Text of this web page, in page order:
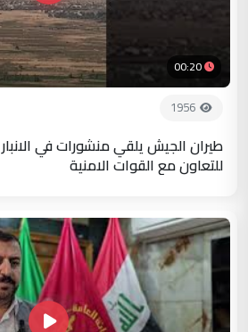
00:20
1956
طيران الجيش يلقي منشورات في
للتعاون مع القوات الامنية